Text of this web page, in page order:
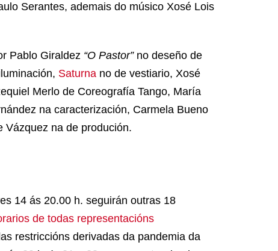
Serantes, ademais do músico Xosé Lois
Pablo Giraldez “O Pastor”no deseño de
Saturna no de vestiario, Xosé
Merlo de Coreografía Tango, María
na caracterización, Carmela Bueno
Vázquez na de produción.
14 ás 20.00 h. seguirán outras 18
de todas representacións
restriccións derivadas da pandemia da